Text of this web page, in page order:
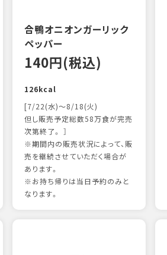
合鴨オニオンガーリック
ペッパー
140円(税込)
126kcal
[7/22(水)～8/18(火)
但し販売予定総数58万食が完売
次第終了。 ］
※期間内の販売状況によって、販
売を継続させていただく場合が
あります。
※お持ち帰りは当日予約のみと
なります。